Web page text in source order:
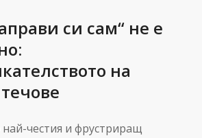
си сам“ не е
на
най-честия и фрустриращ